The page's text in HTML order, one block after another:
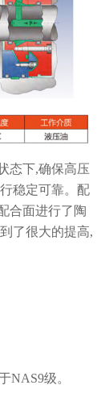
态下,确保高压
稳定可靠。配
合面进行了陶
了很大的提高,
NAS9级。